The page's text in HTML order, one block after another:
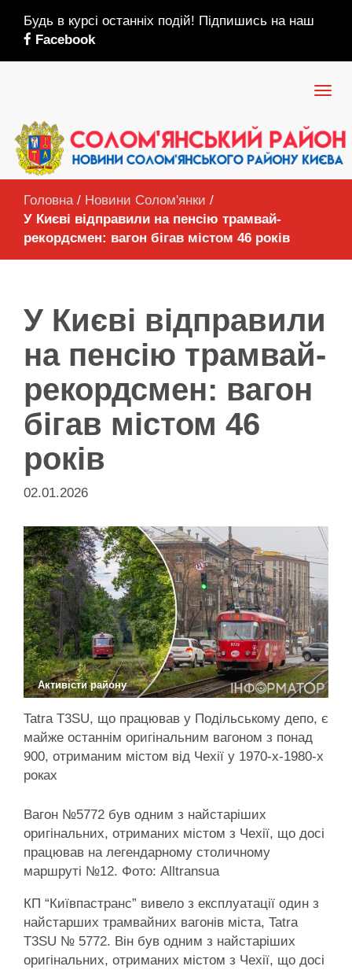
Будь в курсі останніх подій! Підпишись на наш
Facebook
Головна / Новини Солом'янки /
У Києві відправили на пенсію трамвай-
рекордсмен: вагон бігав містом 46 років
У Києві відправили
на пенсію трамвай-
рекордсмен: вагон
бігав містом 46
років
02.01.2026
Активісти району
Tatra T3SU, що працював у Подільському депо, є
майже останнім оригінальним вагоном з понад
900, отриманим містом від Чехії у 1970-х-1980-х
роках
Вагон №5772 був одним з найстаріших
оригінальних, отриманих містом з Чехії, що досі
працював на легендарному столичному
маршруті №12. Фото: Alltransua
КП “Київпастранс” вивело з експлуатації один з
найстарших трамвайних вагонів міста, Tatra
T3SU № 5772. Він був одним з найстаріших
оригінальних, отриманих містом з Чехії, що досі